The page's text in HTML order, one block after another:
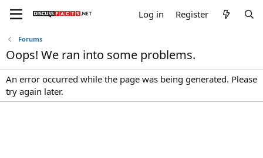
Log in Register
Forums
Oops! We ran into some problems.
An error occurred while the page was being generated. Please
try again later.